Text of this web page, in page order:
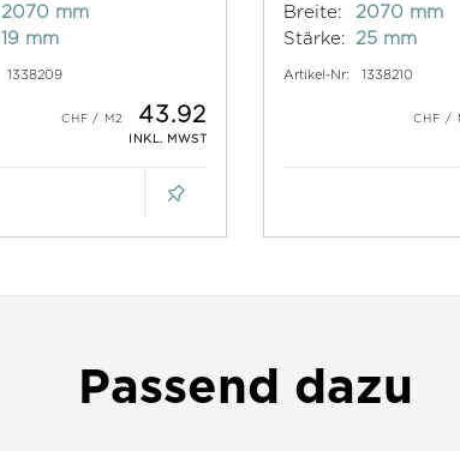
2070 mm
19 mm
1338209
43.92
INKL. MWST
Breite:
2070 mm
Stärke:
25 mm
Artikel-Nr: 1338210
Passend dazu